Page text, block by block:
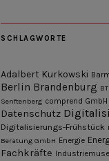
SCHLAGWORTE
Adalbert Kurkowski
Berlin Brandenburg
Senftenberg comprend GmbH
Datenschutz
Digitalisierungs-Frühstück
Beratung GmbH Energie
Fachkräfte